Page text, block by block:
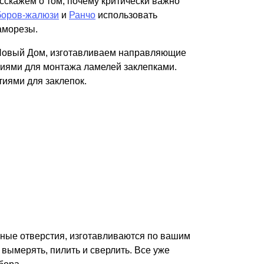
Каркасы ворот
Калитки
ВСЕ ДЛЯ ЗАБОРА
жалюзи и Ранчо использовать
Дом, изготавливаем направляющие
для монтажа ламелей заклепками.
для заклепок.
отверстия, изготавливаются по вашим
пилить и сверлить. Все уже